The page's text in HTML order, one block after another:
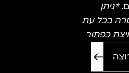
*ניתן
בכל עת
כפתור